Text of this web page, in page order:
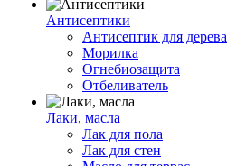
Антисептики
Антисептик для дерева
Морилка
Огнебиозащита
Отбеливатель
Лаки, масла
Лак для пола
Лак для стен